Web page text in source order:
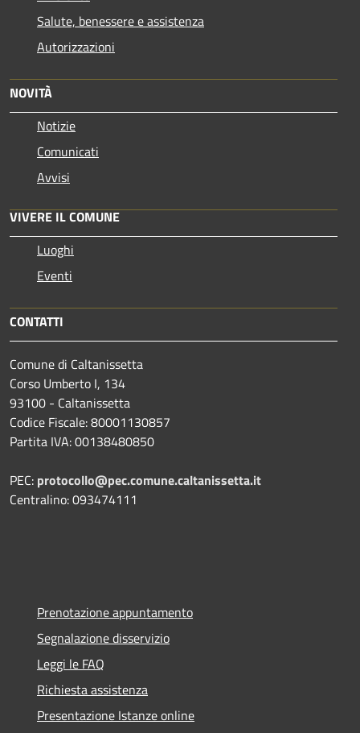
Salute, benessere e assistenza
Autorizzazioni
NOVITÀ
Notizie
Comunicati
Avvisi
VIVERE IL COMUNE
Luoghi
Eventi
CONTATTI
Comune di Caltanissetta
Corso Umberto I, 134
93100 - Caltanissetta
Codice Fiscale: 80001130857
Partita IVA: 00138480850
PEC: protocollo@pec.comune.caltanissetta.it
Centralino: 093474111
Prenotazione appuntamento
Segnalazione disservizio
Leggi le FAQ
Richiesta assistenza
Presentazione Istanze online